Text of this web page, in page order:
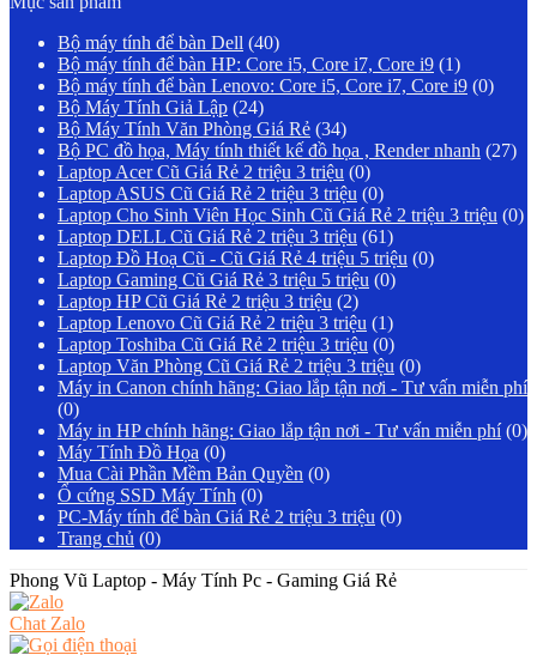
Bộ máy tính để bàn Dell (40)
Bộ máy tính để bàn HP: Core i5, Core i7, Core i9 (1)
Bộ máy tính để bàn Lenovo: Core i5, Core i7, Core i9 (0)
Bộ Máy Tính Giả Lập (24)
Bộ Máy Tính Văn Phòng Giá Rẻ (34)
Bộ PC đồ họa, Máy tính thiết kế đồ họa , Render nhanh (27)
Laptop Acer Cũ Giá Rẻ 2 triệu 3 triệu (0)
Laptop ASUS Cũ Giá Rẻ 2 triệu 3 triệu (0)
Laptop Cho Sinh Viên Học Sinh Cũ Giá Rẻ 2 triệu 3 triệu (0)
Laptop DELL Cũ Giá Rẻ 2 triệu 3 triệu (61)
Laptop Đồ Hoạ Cũ - Cũ Giá Rẻ 4 triệu 5 triệu (0)
Laptop Gaming Cũ Giá Rẻ 3 triệu 5 triệu (0)
Laptop HP Cũ Giá Rẻ 2 triệu 3 triệu (2)
Laptop Lenovo Cũ Giá Rẻ 2 triệu 3 triệu (1)
Laptop Toshiba Cũ Giá Rẻ 2 triệu 3 triệu (0)
Laptop Văn Phòng Cũ Giá Rẻ 2 triệu 3 triệu (0)
Máy in Canon chính hãng: Giao lắp tận nơi - Tư vấn miễn phí
(0)
Máy in HP chính hãng: Giao lắp tận nơi - Tư vấn miễn phí (0)
Máy Tính Đồ Họa (0)
Mua Cài Phần Mềm Bản Quyền (0)
Ổ cứng SSD Máy Tính (0)
PC-Máy tính để bàn Giá Rẻ 2 triệu 3 triệu (0)
Trang chủ (0)
Phong Vũ Laptop - Máy Tính Pc - Gaming Giá Rẻ
Chat Zalo